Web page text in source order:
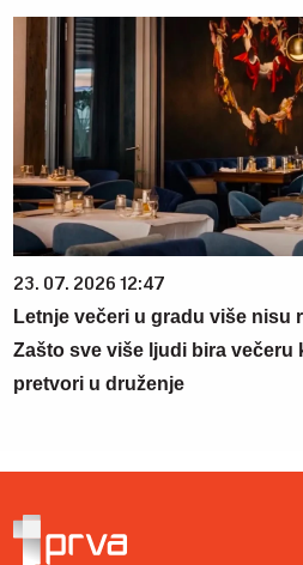
23. 07. 2026 12:47
Letnje večeri u gradu više nisu
Zašto sve više ljudi bira večeru
pretvori u druženje